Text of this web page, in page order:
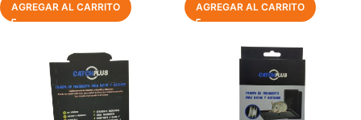
AGREGAR AL CARRITO AGREGAR AL CARRITO